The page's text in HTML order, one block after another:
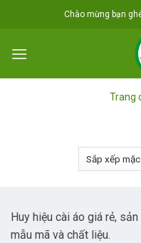
Chào mừng bạn
Trang
Huy hiệu cài áo giá rẻ,
mẫu mã và chất liệu.